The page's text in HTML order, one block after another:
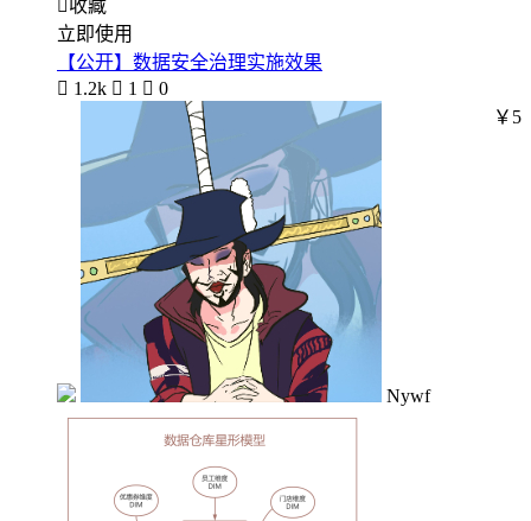
收藏
立即使用
【公开】数据安全治理实施效果
 1.2k  1  0
Nywf
￥5